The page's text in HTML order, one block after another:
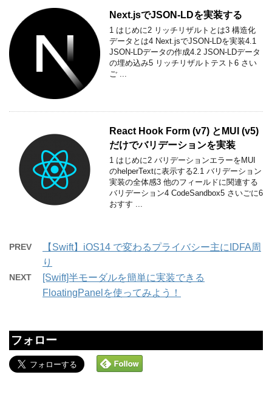
Next.jsでJSON-LDを実装する
1 はじめに2 リッチリザルトとは3 構造化
データとは4 Next.jsでJSON-LDを実装4.1
JSON-LDデータの作成4.2 JSON-LDデータ
の埋め込み5 リッチリザルトテスト6 さい
ご ...
React Hook Form (v7) とMUI (v5)
だけでバリデーションを実装
1 はじめに2 バリデーションエラーをMUI
のhelperTextに表示する2.1 バリデーション
実装の全体感3 他のフィールドに関連する
バリデーション4 CodeSandbox5 さいごに6
おすす ...
PREV
【Swift】iOS14 で変わるプライバシー主にIDFA周
り
NEXT
[Swift]半モーダルを簡単に実装できる
FloatingPanelを使ってみよう！
フォロー